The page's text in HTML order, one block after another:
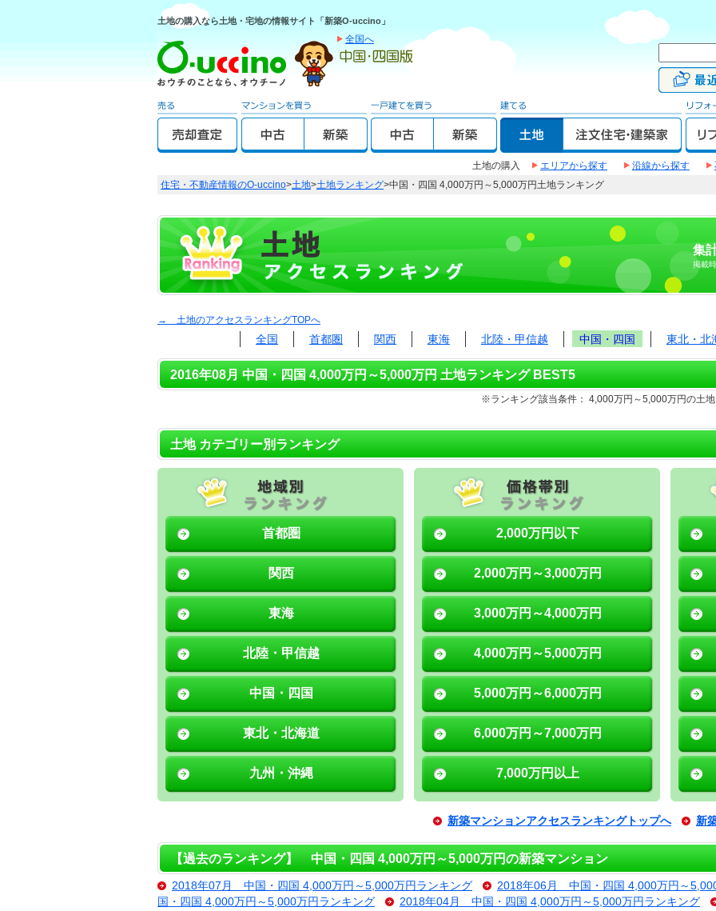
土地の購入なら土地・宅地の情報サイト「新築O-uccino」
全国へ
土地の購入 エリアから探す 沿線から探す
住宅・不動産情報のO-uccino>土地>土地ランキング>中国・四国 4,000万円～5,000万円土地ランキング
集
掲載
→ 土地のアクセスランキングTOPへ
全国 首都圏 関西 東海 北陸・甲信越 中国・四国 東北・北
2016年08月 中国・四国 4,000万円～5,000万円 土地ランキング BEST5
※ランキング該当条件： 4,000万円～5,000万円の土
土地 カテゴリー別ランキング
首都圏
関西
東海
北陸・甲信越
中国・四国
東北・北海道
九州・沖縄
2,000万円以下
2,000万円～3,000万円
3,000万円～4,000万円
4,000万円～5,000万円
5,000万円～6,000万円
6,000万円～7,000万円
7,000万円以上
新築マンションアクセスランキングトップへ 新
【過去のランキング】 中国・四国 4,000万円～5,000万円の新築マンション
2018年07月 中国・四国 4,000万円～5,000万円ランキング
2018年06月 中国・四国 4,000万円～
国・四国 4,000万円～5,000万円ランキング
2018年04月 中国・四国 4,000万円～5,000万円ランキング